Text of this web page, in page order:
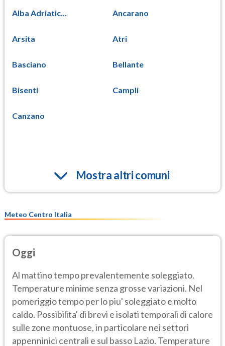
Alba Adriatic... Ancarano
Arsita Atri
Basciano Bellante
Bisenti Campli
Canzano
Mostra altri comuni
Meteo Centro Italia
Oggi
Al mattino tempo prevalentemente soleggiato.
Temperature minime senza grosse variazioni. Nel
pomeriggio tempo per lo piu' soleggiato e molto
caldo. Possibilita' di brevi e isolati temporali di calore
sulle zone montuose, in particolare nei settori
appenninici centrali e sul basso Lazio. Temperature